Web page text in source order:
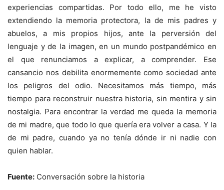
experiencias compartidas. Por todo ello, me he visto
extendiendo la memoria protectora, la de mis padres y
abuelos, a mis propios hijos, ante la perversión del
lenguaje y de la imagen, en un mundo postpandémico en
el que renunciamos a explicar, a comprender. Ese
cansancio nos debilita enormemente como sociedad ante
los peligros del odio. Necesitamos más tiempo, más
tiempo para reconstruir nuestra historia, sin mentira y sin
nostalgia. Para encontrar la verdad me queda la memoria
de mi madre, que todo lo que quería era volver a casa. Y la
de mi padre, cuando ya no tenía dónde ir ni nadie con
quien hablar.
Fuente: Conversación sobre la historia